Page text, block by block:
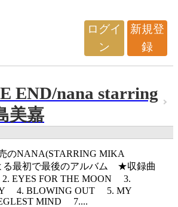
ログイ
ン
新規登
録
END/nana starring
美嘉
のNANA(STARRING MIKA
る最初で最後のアルバム ★収録曲
FOR THE MOON 3.
4. BLOWING OUT 5. MY
MIND 7....